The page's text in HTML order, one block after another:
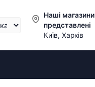
Наші магазини
представлені
Київ, Харків